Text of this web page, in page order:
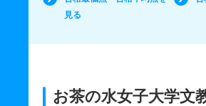
見る
お茶の水女子大学文